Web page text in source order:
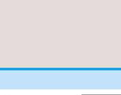
Zee
Alkmaar
-
Egmond
-